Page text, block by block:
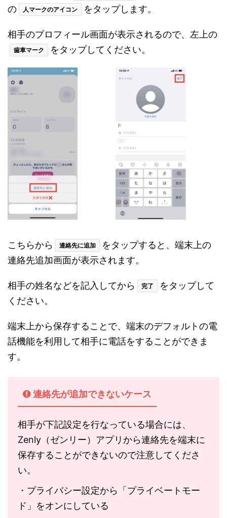
の
人マークのアイコン をタップします。
相手のプロフィール画面が表示されるので、左上の
歯車マーク をタップしてください。
こちらから 連絡先に追加
をタップすると、端末上の
連絡先追加画面が表示されます。
相手の姓名などを記入してから 完了
をタップして
ください。
端末上から保存することで、端末のデフォルトの電
話機能を利用して相手に電話をすることができま
す。
連絡先が追加できないケース
相手が下記設定を行なっている場合には、
Zenly（ゼンリー）アプリから連絡先を端末に
保存することができないので注意してくださ
い。
・プライバシー設定から「プライベートモー
ド」をオンにしている